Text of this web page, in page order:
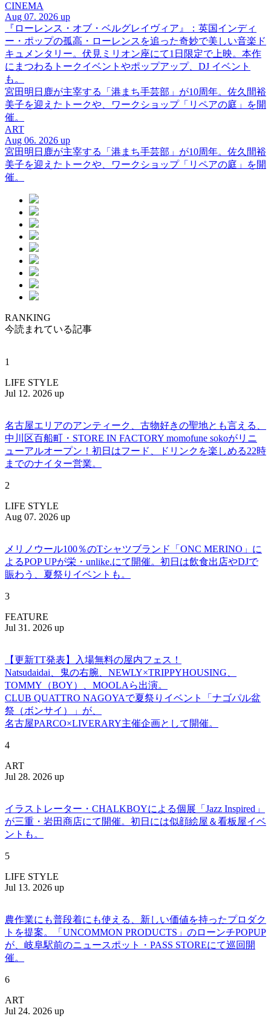
CINEMA
Aug 07. 2026 up
『ローレンス・オブ・ベルグレイヴィア』：英国インディ
ー・ポップの孤高・ローレンスを追った奇妙で美しい音楽ド
キュメンタリー。伏見ミリオン座にて1日限定で上映。本作
にまつわるトークイベントやポップアップ、DJ イベント
も。
宮田明日鹿が主宰する「港まち手芸部」が10周年。佐久間裕
美子を迎えたトークや、ワークショップ「リペアの庭」を開
催。
ART
Aug 06. 2026 up
宮田明日鹿が主宰する「港まち手芸部」が10周年。佐久間裕
美子を迎えたトークや、ワークショップ「リペアの庭」を開
催。
RANKING
今読まれている記事
1
LIFE STYLE
Jul 12. 2026 up
名古屋エリアのアンティーク、古物好きの聖地とも言える、
中川区百船町・STORE IN FACTORY momofune sokoがリニ
ューアルオープン！初日はフード、ドリンクを楽しめる22時
までのナイター営業。
2
LIFE STYLE
Aug 07. 2026 up
メリノウール100％のTシャツブランド「ONC MERINO」に
よるPOP UPが栄・unlike.にて開催。初日は飲食出店やDJで
賑わう、夏祭りイベントも。
3
FEATURE
Jul 31. 2026 up
【更新TT発表】入場無料の屋内フェス！
Natsudaidai、鬼の右腕、NEWLY×TRIPPYHOUSING、
TOMMY（BOY）、MOOLAら出演。
CLUB QUATTRO NAGOYAで夏祭りイベント「ナゴパル盆
祭（ボンサイ）」が、
名古屋PARCO×LIVERARY主催企画として開催。
4
ART
Jul 28. 2026 up
イラストレーター・CHALKBOYによる個展「Jazz Inspired」
が三重・岩田商店にて開催。初日には似顔絵屋＆看板屋イベ
ントも。
5
LIFE STYLE
Jul 13. 2026 up
農作業にも普段着にも使える、新しい価値を持ったプロダク
トを提案。「UNCOMMON PRODUCTS」のローンチPOPUP
が、岐阜駅前のニュースポット・PASS STOREにて巡回開
催。
6
ART
Jul 24. 2026 up